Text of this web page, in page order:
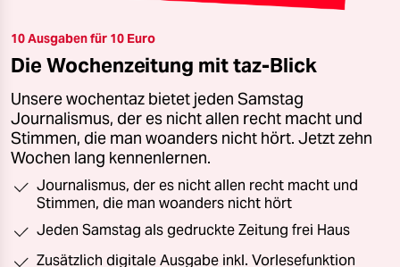
10 Ausgaben für 10 Euro
Die Wochenzeitung mit taz-Blick
Unsere wochentaz bietet jeden Samstag
Journalismus, der es nicht allen recht macht und
Stimmen, die man woanders nicht hört. Jetzt zehn
Wochen lang kennenlernen.
Journalismus, der es nicht allen recht macht und
Stimmen, die man woanders nicht hört
Jeden Samstag als gedruckte Zeitung frei Haus
Zusätzlich digitale Ausgabe inkl. Vorlesefunktion